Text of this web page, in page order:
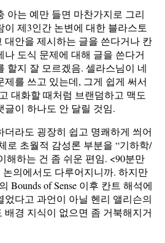
아는 예만 들면 마찬가지로 그리
이 제3인간 논변에 대한 블라스토
대안을 제시하는 글을 쓴다거나 칸
나 도식 문제에 대해 글을 쓴다거
할지 잘 모르겠음. 셀라스님이 네
제를 쓰고 있는데, 그게 쉽게 써서
대화할 때처럼 브랜덤하고 맥도
글이 하나도 안 달릴 것임.
더라도 굉장히 쉽고 명쾌하게 씌어
로 초월적 감성론 부분을 “기하학/
해하는 건 좀 쉬운 편임. <90분만
의에서도 다루어지니까. 하지만
Bounds of Sense 이후 칸트 해석에
었다고 과언이 아닐 헨리 앨리슨의
배경 지식이 없으면 좀 거북해지거